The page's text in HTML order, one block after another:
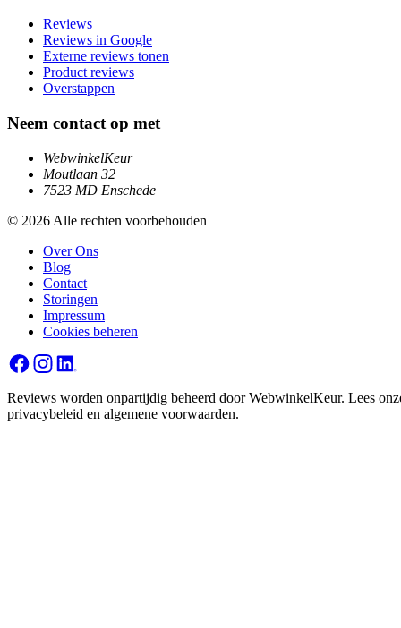
Reviews
Reviews in Google
Externe reviews tonen
Product reviews
Overstappen
Neem contact op met
WebwinkelKeur
Moutlaan 32
7523 MD Enschede
© 2026 Alle rechten voorbehouden
Over Ons
Blog
Contact
Storingen
Impressum
Cookies beheren
Reviews worden onpartijdig beheerd door WebwinkelKeur. Lees
privacybeleid en algemene voorwaarden.